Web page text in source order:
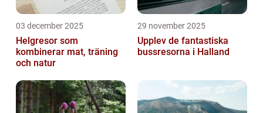
03 december 2025
Helgresor som
kombinerar mat, träning
och natur
29 november 2025
Upplev de fantastiska
bussresorna i Halland